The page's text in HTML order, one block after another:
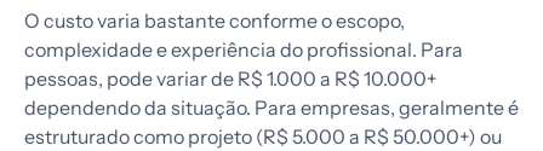
O custo varia bastante conforme o escopo,
complexidade e experiência do profissional. Para
pessoas, pode variar de R$ 1.000 a R$ 10.000+
dependendo da situação. Para empresas, geralmente é
estruturado como projeto (R$ 5.000 a R$ 50.000+) ou